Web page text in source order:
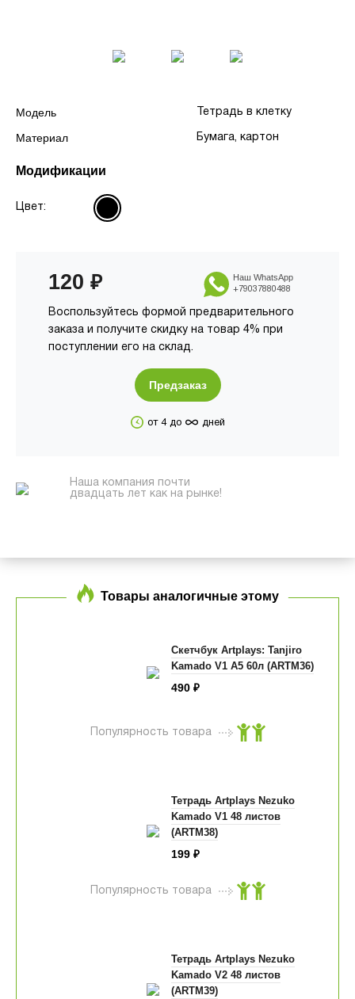
Модель Тетрадь в клетку
Материал Бумага, картон
Модификации
Цвет:
120 ₽
Воспользуйтесь формой предварительного
заказа и получите скидку на товар 4% при
поступлении его на склад.
Наш WhatsApp
+79037880488
Предзаказ
от 4 до ∞ дней
Наша компания почти
двадцать лет как на рынке!
Товары аналогичные этому
Скетчбук Artplays: Tanjiro
Kamado V1 А5 60л (ARTM36)
490 ₽
Популярность товара
Тетрадь Artplays Nezuko
Kamado V1 48 листов
(ARTM38)
199 ₽
Популярность товара
Тетрадь Artplays Nezuko
Kamado V2 48 листов
(ARTM39)